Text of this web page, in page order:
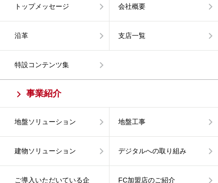
トップメッセージ 会社概要
沿革 支店一覧
特設コンテンツ集
事業紹介
地盤ソリューション 地盤工事
建物ソリューション デジタルへの取り組み
ご導入いただいている企
FC加盟店のご紹介